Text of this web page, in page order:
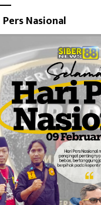
Nasional